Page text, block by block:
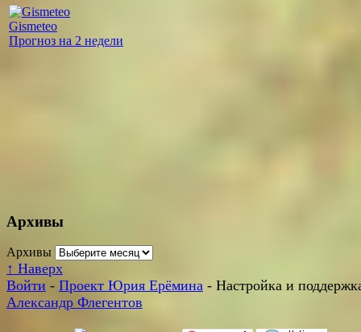
Gismeteo
Прогноз на 2 недели
Архивы
Архивы
↑ Наверх
Войти - Проект Юрия Ерёмина - Настройка и
Александр Флегентов